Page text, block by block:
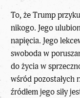
To, że Trump
nikogo. Jego
napięcia. Jego
swoboda w
do życia w
wśród pozostałych
źródłem jego siły